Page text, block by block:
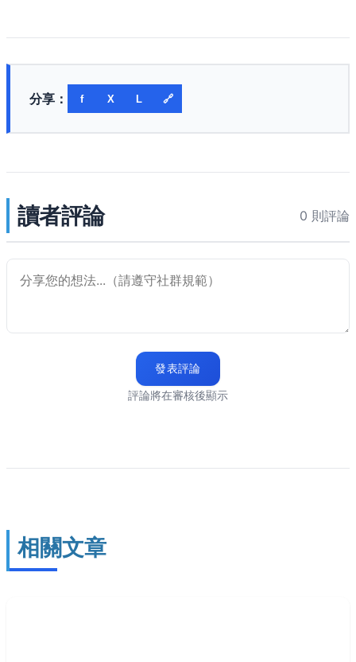
分享： f X L 🔗
讀者評論 0 則評論
發表評論
評論將在審核後顯示
相關文章